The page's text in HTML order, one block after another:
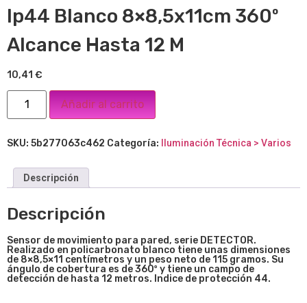
Ip44 Blanco 8×8,5x11cm 360º
Alcance Hasta 12 M
10,41 €
Añadir al carrito
SKU: 5b277063c462 Categoría: Iluminación Técnica > Varios
Descripción
Descripción
Sensor de movimiento para pared, serie DETECTOR.
Realizado en policarbonato blanco tiene unas dimensiones
de 8×8,5×11 centímetros y un peso neto de 115 gramos. Su
ángulo de cobertura es de 360º y tiene un campo de
detección de hasta 12 metros. Indice de protección 44.